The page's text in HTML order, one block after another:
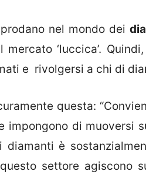
nel mondo dei
‘luccica’.
e rivolgersi a chi di
questa:
impongono di muoversi
è
settore agiscono